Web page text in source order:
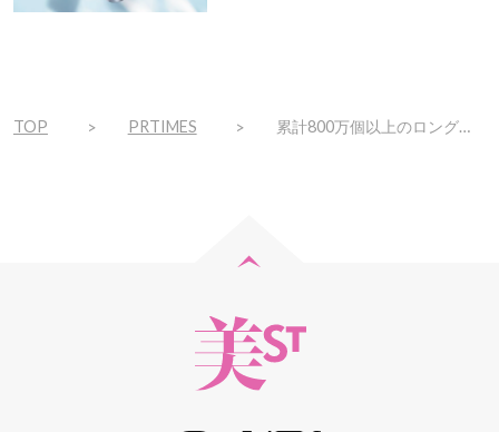
TOP PRTIMES 累計800万個以上のロングセラー『酵素パック』と浴室で使えるオールインワン乳液『ハリウッド ルワインド ミルク』がBeauty Queen 西武池袋本店POP UPショップにて期間限定販売！